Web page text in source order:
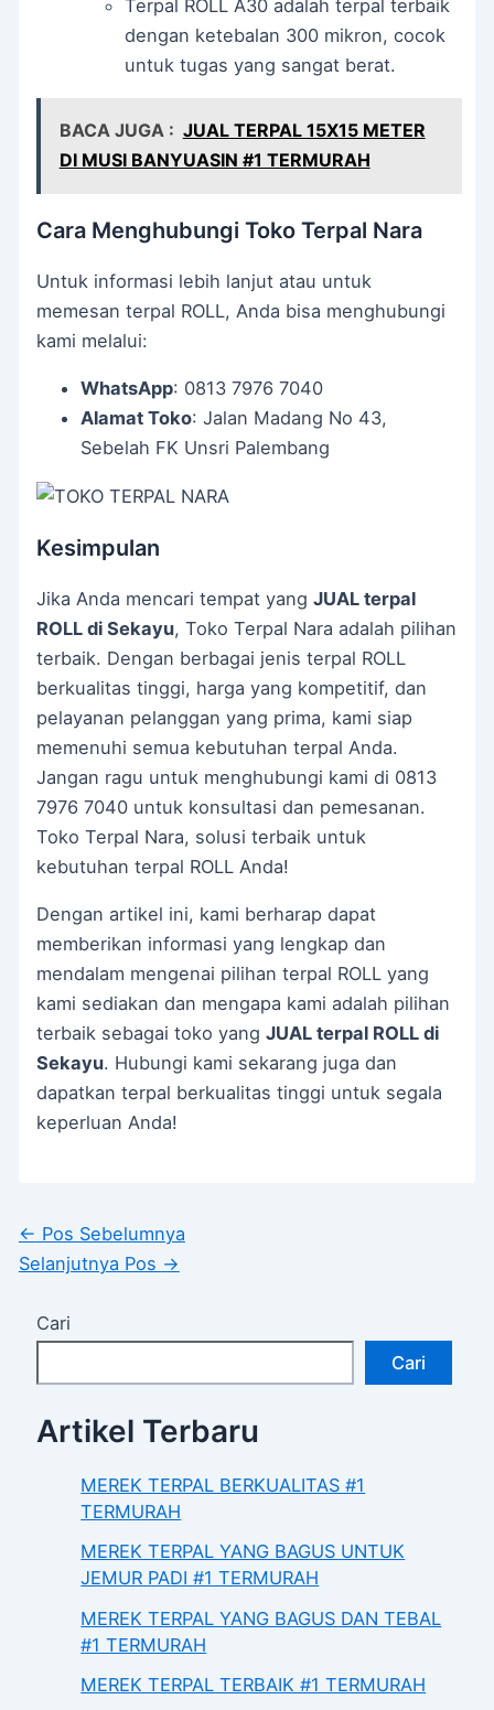
Terpal ROLL A30 adalah terpal terbaik
dengan ketebalan 300 mikron, cocok
untuk tugas yang sangat berat.
BACA JUGA : JUAL TERPAL 15X15 METER
DI MUSI BANYUASIN #1 TERMURAH
Cara Menghubungi Toko Terpal Nara
Untuk informasi lebih lanjut atau untuk
memesan terpal ROLL, Anda bisa menghubungi
kami melalui:
WhatsApp: 0813 7976 7040
Alamat Toko: Jalan Madang No 43,
Sebelah FK Unsri Palembang
Kesimpulan
Jika Anda mencari tempat yangJUAL terpal
ROLL di Sekayu, Toko Terpal Nara adalah pilihan
terbaik. Dengan berbagai jenis terpal ROLL
berkualitas tinggi, harga yang kompetitif, dan
pelayanan pelanggan yang prima, kami siap
memenuhi semua kebutuhan terpal Anda.
Jangan ragu untuk menghubungi kami di 0813
7976 7040 untuk konsultasi dan pemesanan.
Toko Terpal Nara, solusi terbaik untuk
kebutuhan terpal ROLL Anda!
Dengan artikel ini, kami berharap dapat
memberikan informasi yang lengkap dan
mendalam mengenai pilihan terpal ROLL yang
kami sediakan dan mengapa kami adalah pilihan
terbaik sebagai toko yangJUAL terpal ROLL di
Sekayu. Hubungi kami sekarang juga dan
dapatkan terpal berkualitas tinggi untuk segala
keperluan Anda!
← Pos Sebelumnya
Selanjutnya Pos →
Cari
Cari
Artikel Terbaru
MEREK TERPAL BERKUALITAS #1
TERMURAH
MEREK TERPAL YANG BAGUS UNTUK
JEMUR PADI #1 TERMURAH
MEREK TERPAL YANG BAGUS DAN TEBAL
#1 TERMURAH
MEREK TERPAL TERBAIK #1 TERMURAH